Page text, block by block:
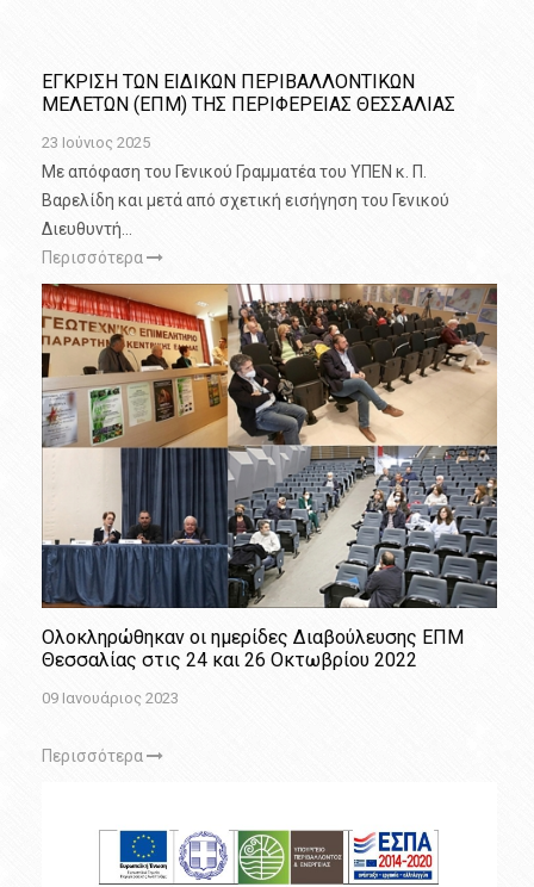
ΕΓΚΡΙΣΗ ΤΩΝ ΕΙΔΙΚΩΝ ΠΕΡΙΒΑΛΛΟΝΤΙΚΩΝ
ΜΕΛΕΤΩΝ (ΕΠΜ) ΤΗΣ ΠΕΡΙΦΕΡΕΙΑΣ ΘΕΣΣΑΛΙΑΣ
23 Ιούνιος 2025
Με απόφαση του Γενικού Γραμματέα του ΥΠΕΝ κ. Π.
Βαρελίδη και μετά από σχετική εισήγηση του Γενικού
Διευθυντή
Περισσότερα
Ολοκληρώθηκαν οι ημερίδες Διαβούλευσης ΕΠΜ
Θεσσαλίας στις 24 και 26 Οκτωβρίου 2022
09 Ιανουάριος 2023
Περισσότερα